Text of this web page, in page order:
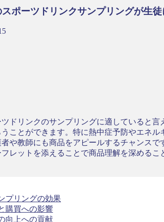
ポーツドリンクサンプリングが生徒
ドリンクのサンプリングに適していると
ことができます。特に熱中症予防やエネ
や教師にも商品をアピールするチャンス
レットを添えることで商品理解を深める
プリングの効果
購買への影響
向上への貢献